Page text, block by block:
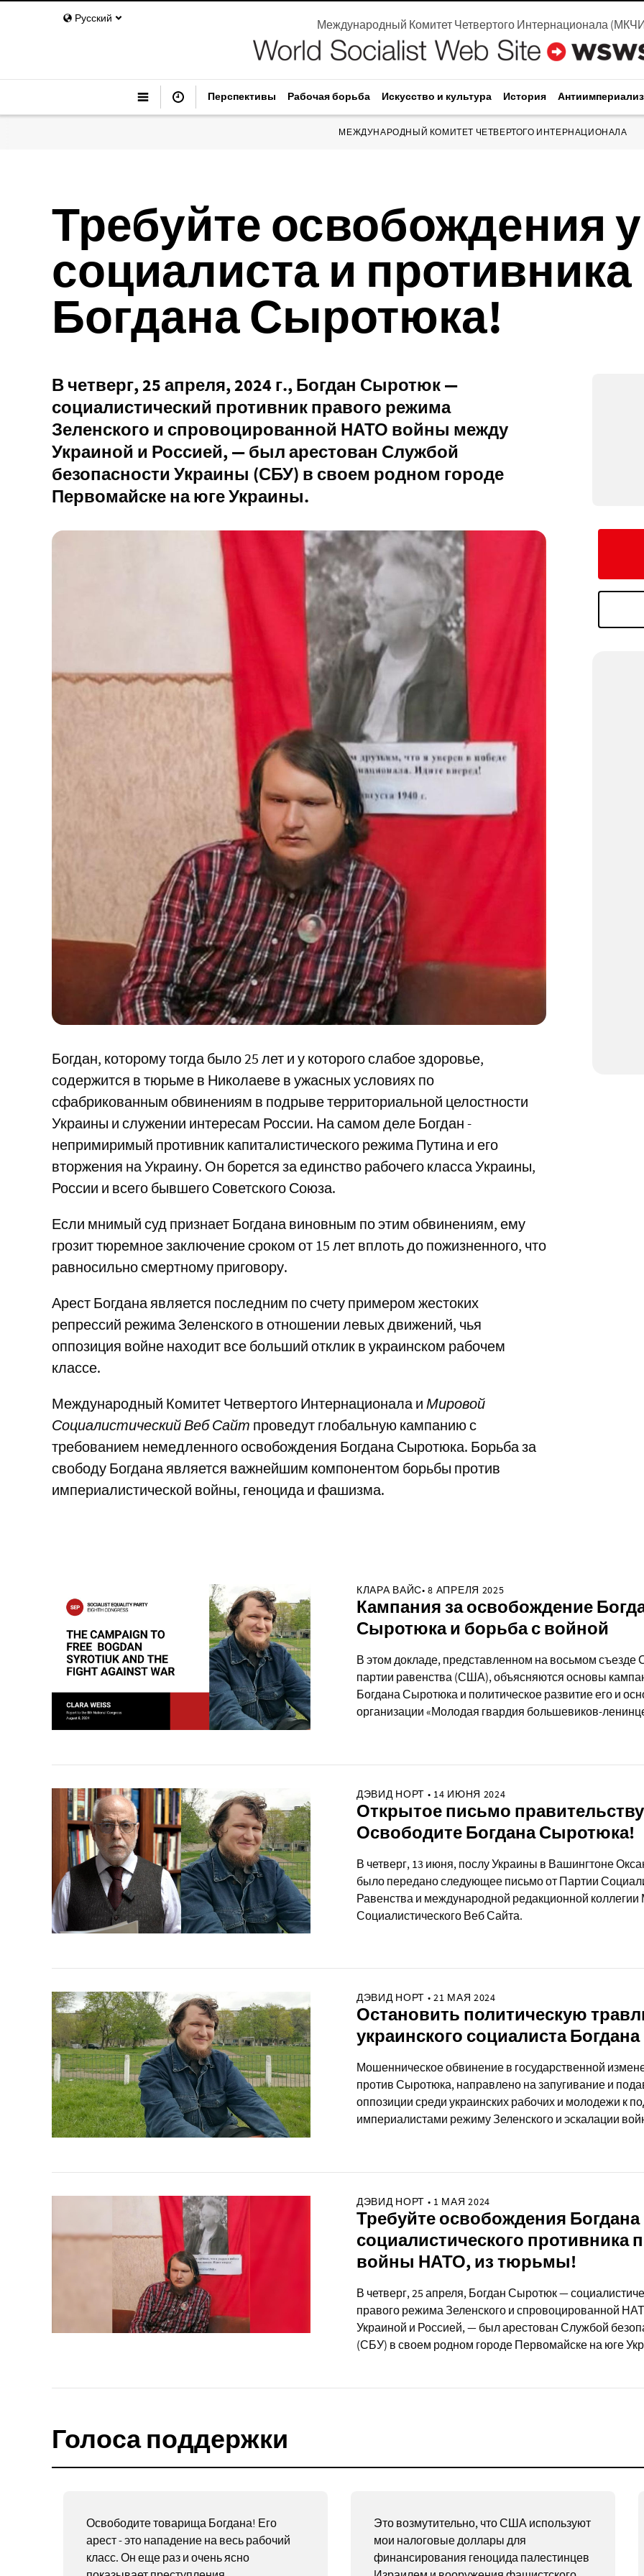
Русский Международный Комитет Четвертого Интернационала(
Перспективы Рабочая борьба Искусство и культура История
МЕЖДУНАРОДНЫЙ КОМИТЕТ ЧЕТВЕРТОГО ИНТЕРНАЦИОНАЛА
Требуйте освобождения
социалиста и
Богдана Сыротюка!
В четверг, 25 апреля, 2024 г., Богдан Сыротюк —
социалистический противник правого режима
Зеленского и спровоцированной НАТО войны между
Украиной и Россией, — был арестован Службой
безопасности Украины (СБУ) в своем родном городе
Первомайске на юге Украины.
Богдан, которому тогда было 25 лет и у которого слабое здоровье,
содержится в тюрьме в Николаеве в ужасных условиях по
сфабрикованным обвинениям в подрыве территориальной целостности
Украины и служении интересам России. На самом деле Богдан -
непримиримый противник капиталистического режима Путина и его
вторжения на Украину. Он борется за единство рабочего класса Украины,
России и всего бывшего Советского Союза.
Если мнимый суд признает Богдана виновным по этим обвинениям, ему
грозит тюремное заключение сроком от 15 лет вплоть до пожизненного, что
равносильно смертному приговору.
Арест Богдана является последним по счету примером жестоких
репрессий режима Зеленского в отношении левых движений, чья
оппозиция войне находит все больший отклик в украинском рабочем
классе.
Международный Комитет Четвертого Интернационала и Мировой
Социалистический Веб Сайт проведут глобальную кампанию с
требованием немедленного освобождения Богдана Сыротюка. Борьба за
свободу Богдана является важнейшим компонентом борьбы против
империалистической войны, геноцида и фашизма.
КЛАРА ВАЙС• 8 АПРЕЛЯ 2025
Кампания за освобождение
Сыротюка и борьба с войной
В этом докладе, представленном на восьмом съезде
партии равенства (США), объясняются основы
Богдана Сыротюка и политическое развитие его и
организации «Молодая гвардия большевиков-
ДЭВИД НОРТ • 14 ИЮНЯ 2024
Открытое письмо
Освободите Богдана Сыротюка!
В четверг, 13 июня, послу Украины в Вашингтоне
было передано следующее письмо от Партии
Равенства и международной редакционной коллегии
Социалистического Веб Сайта.
ДЭВИД НОРТ • 21 МАЯ 2024
Остановить политическую
украинского социалиста
Мошенническое обвинение в государственной
против Сыротюка, направлено на запугивание и
оппозиции среди украинских рабочих и молодежи к
империалистами режиму Зеленского и эскалации
ДЭВИД НОРТ • 1 МАЯ 2024
Требуйте освобождения
социалистического противника
войны НАТО, из тюрьмы!
В четверг, 25 апреля, Богдан Сыротюк —
правого режима Зеленского и спровоцированной
Украиной и Россией, — был арестован Службой
(СБУ) в своем родном городе Первомайске на юге
Голоса поддержки
Освободите товарища Богдана! Его
арест - это нападение на весь рабочий
класс. Он еще раз и очень ясно
Это возмутительно, что США используют
мои налоговые доллары для
финансирования геноцида палестинцев